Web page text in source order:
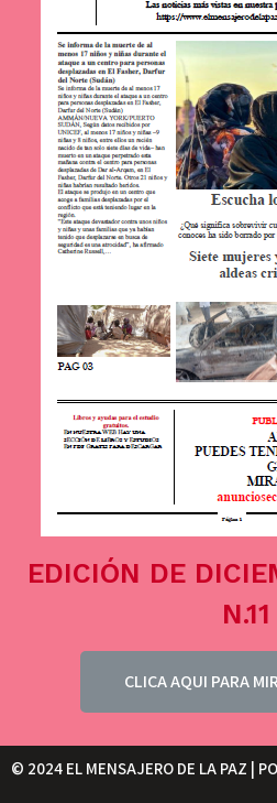
EDICIÓN DE
N.11
CLICA AQUI PARA
© 2024 EL MENSAJERO DE LA PAZ |